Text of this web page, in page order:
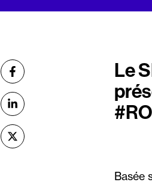
Partager
sur Facebook
sur Linkedin
sur X (Twitter)
Le
Basée